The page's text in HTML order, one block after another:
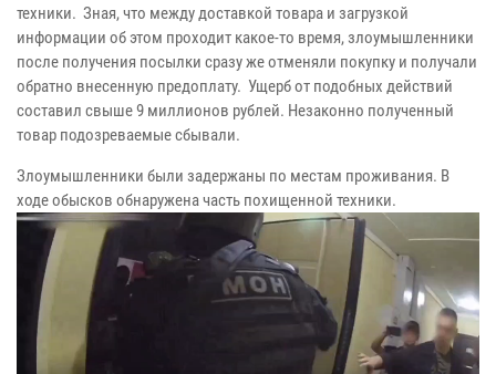
техники. Зная, что между доставкой товара и загрузкой
информации об этом проходит какое-то время, злоумышленники
после получения посылки сразу же отменяли покупку и получали
обратно внесенную предоплату. Ущерб от подобных действий
составил свыше 9 миллионов рублей. Незаконно полученный
товар подозреваемые сбывали.
Злоумышленники были задержаны по местам проживания. В
ходе обысков обнаружена часть похищенной техники.